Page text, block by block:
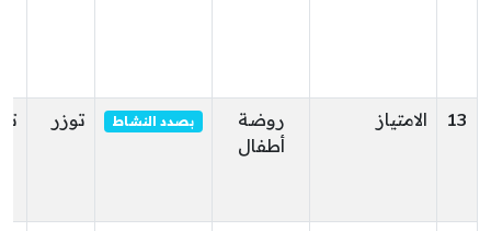
13 الامتياز
روضة
أطفال
بصدد النشاط توزر